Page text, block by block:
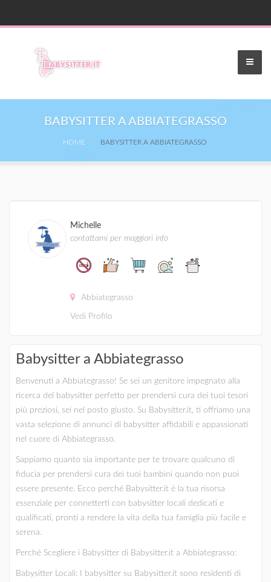
BABYSITTER A ABBIATEGRASSO
HOME BABYSITTER A ABBIATEGRASSO
Michelle
contattami per maggiori info
Abbiategrasso
Vedi Profilo
Babysitter a Abbiategrasso
Benvenuti a Abbiategrasso! Se sei un genitore impegnato alla
ricerca del babysitter perfetto per prendersi cura dei tuoi tesori
più preziosi, sei nel posto giusto. Su Babysitter.it, ti offriamo una
vasta selezione di annunci di babysitter affidabili e appassionati
nel cuore di Abbiategrasso.
Sappiamo quanto sia importante per te trovare qualcuno di
fiducia per prendersi cura dei tuoi bambini quando non puoi
essere presente. Ecco perché Babysitter.it è la tua risorsa
essenziale per connetterti con babysitter locali dedicati e
qualificati, pronti a rendere la vita della tua famiglia più facile e
serena.
Perché Scegliere i Babysitter di Babysitter.it a Abbiategrasso:
Babysitter Locali: I babysitter su Babysitter.it sono residenti di